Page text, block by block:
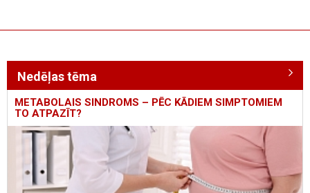
Nedēļas tēma
METABOLAIS SINDROMS – PĒC KĀDIEM SIMPTOMIEM
TO ATPAZĪT?